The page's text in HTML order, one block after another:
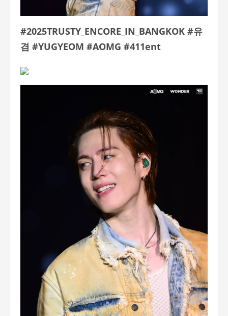
#2025TRUSTY_ENCORE_IN_BANGKOK #유
겸 #YUGYEOM #AOMG #411ent